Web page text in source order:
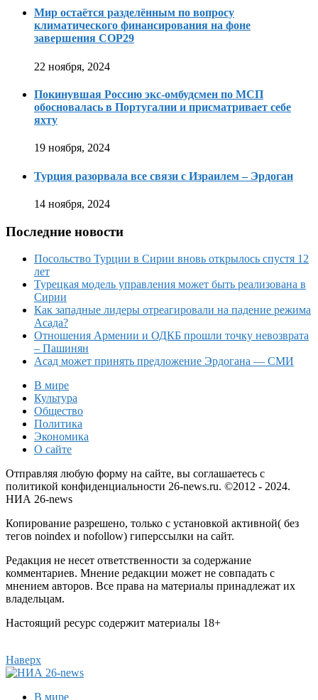
Мир остаётся разделённым по вопросу
климатического финансирования на фоне
завершения COP29
22 ноября, 2024
Покинувшая Россию экс-омбудсмен по МСП
обосновалась в Португалии и присматривает себе
яхту
19 ноября, 2024
Турция разорвала все связи с Израилем – Эрдоган
14 ноября, 2024
Последние новости
Посольство Турции в Сирии вновь открылось спустя 12
лет
Турецкая модель управления может быть реализована в
Сирии
Как западные лидеры отреагировали на падение режима
Асада?
Отношения Армении и ОДКБ прошли точку невозврата
– Пашинян
Асад может принять предложение Эрдогана — СМИ
В мире
Культура
Общество
Политика
Экономика
О сайте
Отправляя любую форму на сайте, вы соглашаетесь с
политикой конфиденциальности 26-news.ru. ©2012 - 2024.
НИА 26-news
Копирование разрешено, только с установкой активной( без
тегов noindex и nofollow) гиперссылки на сайт.
Редакция не несет ответственности за содержание
комментариев. Мнение редакции может не совпадать с
мнением авторов. Все права на материалы принадлежат их
владельцам.
Настоящий ресурс содержит материалы 18+
Наверх
В мире